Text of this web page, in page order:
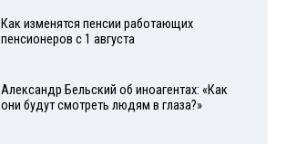
Как изменятся пенсии работающих
пенсионеров с 1 августа
Александр Бельский об иноагентах: «Как
они будут смотреть людям в глаза?»